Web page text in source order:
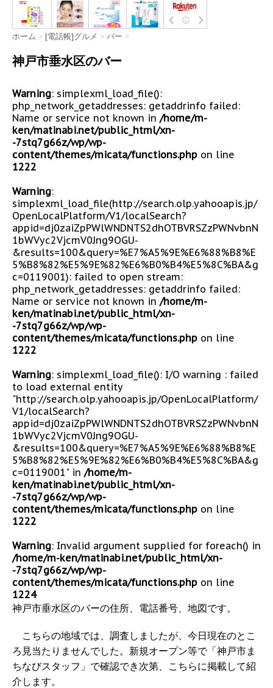
ホーム > [電話帳]グルメ > バー >
神戸市垂水区のバー
Warning: simplexml_load_file():
php_network_getaddresses: getaddrinfo failed:
Name or service not known in /home/m-
ken/matinabi.net/public_html/xn-
-7stq7g66z/wp/wp-
content/themes/micata/functions.php on line
1222
Warning:
simplexml_load_file(http://search.olp.yahooapis.jp/
OpenLocalPlatform/V1/localSearch?
appid=dj0zaiZpPWlWNDNTS2dhOTBVRSZzPWNvbnN
1bWVyc2VjcmV0Jng9OGU-
&results=100&query=%E7%A5%9E%E6%88%B8%E
5%B8%82%E5%9E%82%E6%B0%B4%E5%8C%BA&g
c=0119001): failed to open stream:
php_network_getaddresses: getaddrinfo failed:
Name or service not known in /home/m-
ken/matinabi.net/public_html/xn-
-7stq7g66z/wp/wp-
content/themes/micata/functions.php on line
1222
Warning: simplexml_load_file(): I/O warning : failed
to load external entity
"http://search.olp.yahooapis.jp/OpenLocalPlatform/
V1/localSearch?
appid=dj0zaiZpPWlWNDNTS2dhOTBVRSZzPWNvbnN
1bWVyc2VjcmV0Jng9OGU-
&results=100&query=%E7%A5%9E%E6%88%B8%E
5%B8%82%E5%9E%82%E6%B0%B4%E5%8C%BA&g
c=0119001" in /home/m-
ken/matinabi.net/public_html/xn-
-7stq7g66z/wp/wp-
content/themes/micata/functions.php on line
1222
Warning: Invalid argument supplied for foreach() in
/home/m-ken/matinabi.net/public_html/xn-
-7stq7g66z/wp/wp-
content/themes/micata/functions.php on line
1224
神戸市垂水区のバーの住所、電話番号、地図です。
こちらの地域では、調査しましたが、今日現在のとこ
ろ見当たりませんでした。新規オープン等で「神戸市ま
ちなびスタッフ」で確認でき次第、こちらに掲載して紹
介します。